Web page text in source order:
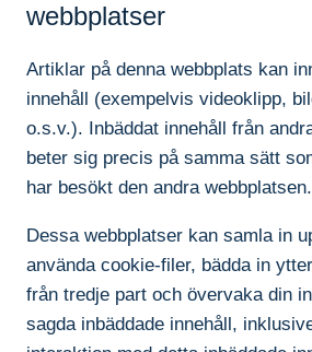
webbplatser
Artiklar på denna webbplats kan
innehåll (exempelvis videoklipp,
o.s.v.). Inbäddat innehåll från
beter sig precis på samma sätt
har besökt den andra webbplatsen.
Dessa webbplatser kan samla in
använda cookie-filer, bädda in
från tredje part och övervaka din
sagda inbäddade innehåll,